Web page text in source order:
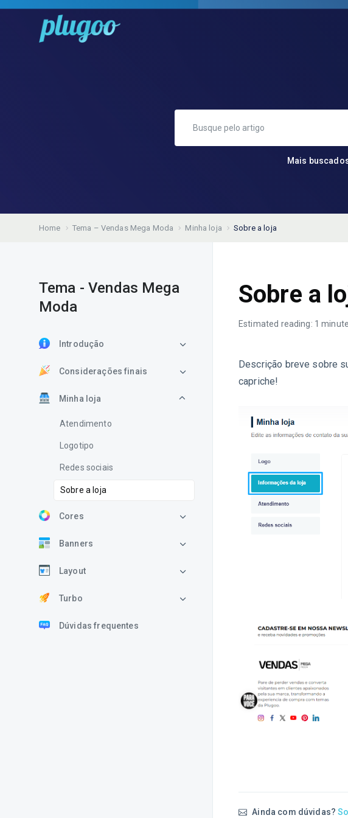
Mais
Home Tema – Vendas Mega Moda Minha loja Sobre a loja
Tema - Vendas Mega
Moda
Introdução
Considerações finais
Minha loja
Atendimento
Logotipo
Redes sociais
Sobre a loja
Cores
Banners
Layout
Turbo
Dúvidas frequentes
Sobre a
Estimated reading: 1 minute
Descrição breve sobre
capriche!
Ainda com dúvidas?